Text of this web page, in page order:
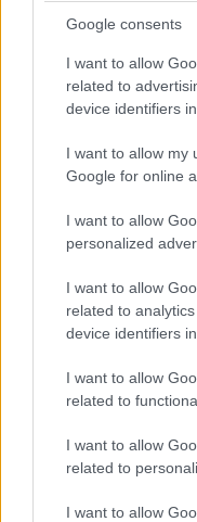
Google consents
I want to allow
related to
device identifiers
I want to allow my
Google for online
I want to allow
personalized
I want to allow
related to
device identifiers
I want to allow
related to
I want to allow
related to
I want to allow
Fazekas Vivient
Molnár Gusztáv
A színész exfeleségét
Vivien csak hasznot
történeteiből.